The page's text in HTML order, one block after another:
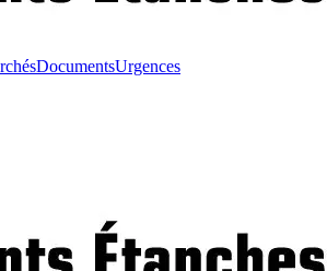
DocumentsUrgences